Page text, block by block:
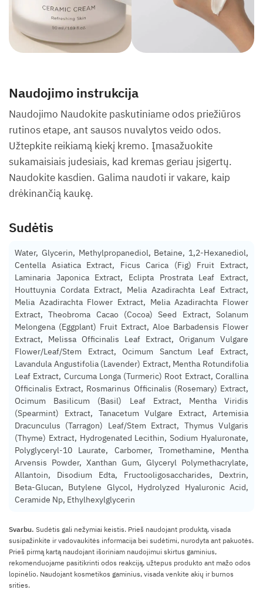
Naudojimo instrukcija
Naudojimo Naudokite paskutiniame odos priežiūros
rutinos etape, ant sausos nuvalytos veido odos.
Užtepkite reikiamą kiekį kremo. Įmasažuokite
sukamaisiais judesiais, kad kremas geriau įsigertų.
Naudokite kasdien. Galima naudoti ir vakare, kaip
drėkinančią kaukę.
Sudėtis
Water, Glycerin, Methylpropanediol, Betaine, 1,2-Hexanediol,
Centella Asiatica Extract, Ficus Carica (Fig) Fruit Extract,
Laminaria Japonica Extract, Eclipta Prostrata Leaf Extract,
Houttuynia Cordata Extract, Melia Azadirachta Leaf Extract,
Melia Azadirachta Flower Extract, Melia Azadirachta Flower
Extract, Theobroma Cacao (Cocoa) Seed Extract, Solanum
Melongena (Eggplant) Fruit Extract, Aloe Barbadensis Flower
Extract, Melissa Officinalis Leaf Extract, Origanum Vulgare
Flower/Leaf/Stem Extract, Ocimum Sanctum Leaf Extract,
Lavandula Angustifolia (Lavender) Extract, Mentha Rotundifolia
Leaf Extract, Curcuma Longa (Turmeric) Root Extract, Corallina
Officinalis Extract, Rosmarinus Officinalis (Rosemary) Extract,
Ocimum Basilicum (Basil) Leaf Extract, Mentha Viridis
(Spearmint) Extract, Tanacetum Vulgare Extract, Artemisia
Dracunculus (Tarragon) Leaf/Stem Extract, Thymus Vulgaris
(Thyme) Extract, Hydrogenated Lecithin, Sodium Hyaluronate,
Polyglyceryl-10 Laurate, Carbomer, Tromethamine, Mentha
Arvensis Powder, Xanthan Gum, Glyceryl Polymethacrylate,
Allantoin, Disodium Edta, Fructooligosaccharides, Dextrin,
Beta-Glucan, Butylene Glycol, Hydrolyzed Hyaluronic Acid,
Ceramide Np, Ethylhexylglycerin
Svarbu. Sudėtis gali nežymiai keistis. Prieš naudojant produktą, visada
susipažinkite ir vadovaukitės informacija bei sudėtimi, nurodyta ant pakuotės.
Prieš pirmą kartą naudojant išoriniam naudojimui skirtus gaminius,
rekomenduojame pasitikrinti odos reakciją, užtepus produkto ant mažo odos
lopinėlio. Naudojant kosmetikos gaminius, visada venkite akių ir burnos
srities.